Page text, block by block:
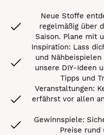
Neue Stoffe
regelmäßig über
Saison. Plane mit
Inspiration: Lass
und
unsere DIY-Ideen
Tipps und
Veranstaltungen:
erfährst vor allen
Gewinnspiele:
Preise rund